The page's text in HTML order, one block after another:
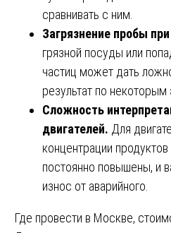
сравнивать с ним.
Загрязнение пробы
грязной посуды или
частиц может дать
результат по некоторым
Сложность
двигателей. Для
концентрации
постоянно повышены, и
износ от аварийного.
Где провести в Москве,